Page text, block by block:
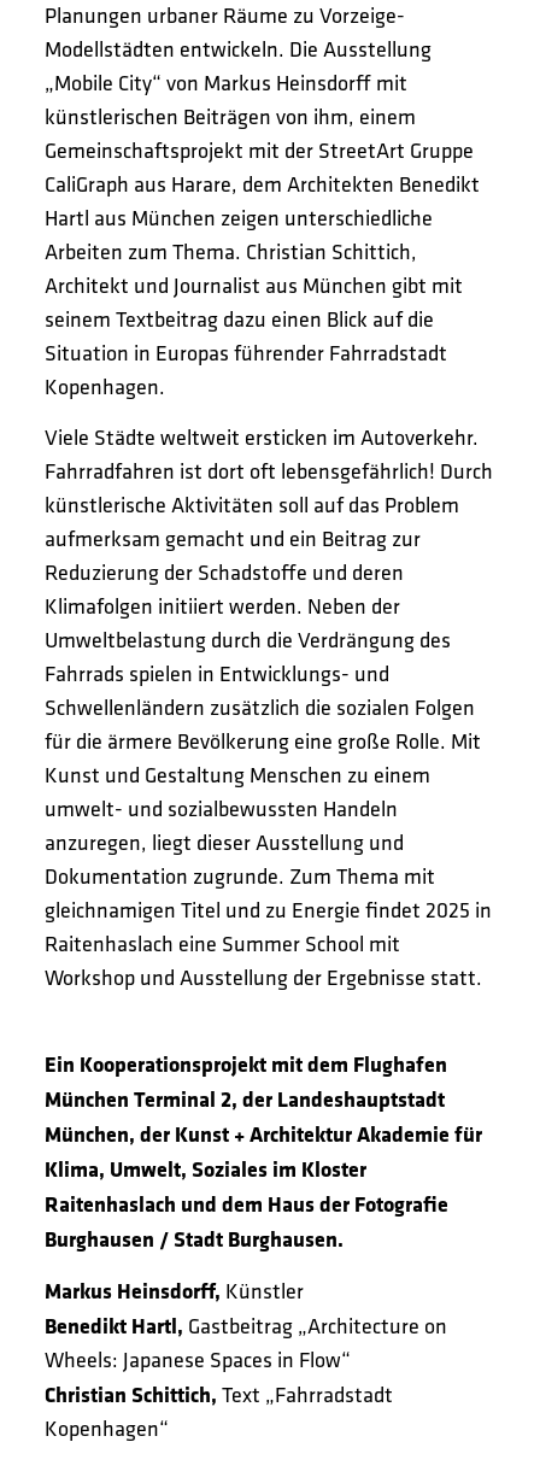
Planungen urbaner Räume zu Vorzeige-
Modellstädten entwickeln. Die Ausstellung
„Mobile City“ von Markus Heinsdorff mit
künstlerischen Beiträgen von ihm, einem
Gemeinschaftsprojekt mit der StreetArt Gruppe
CaliGraph aus Harare, dem Architekten Benedikt
Hartl aus München zeigen unterschiedliche
Arbeiten zum Thema. Christian Schittich,
Architekt und Journalist aus München gibt mit
seinem Textbeitrag dazu einen Blick auf die
Situation in Europas führender Fahrradstadt
Kopenhagen.
Viele Städte weltweit ersticken im Autoverkehr.
Fahrradfahren ist dort oft lebensgefährlich! Durch
künstlerische Aktivitäten soll auf das Problem
aufmerksam gemacht und ein Beitrag zur
Reduzierung der Schadstoffe und deren
Klimafolgen initiiert werden. Neben der
Umweltbelastung durch die Verdrängung des
Fahrrads spielen in Entwicklungs- und
Schwellenländern zusätzlich die sozialen Folgen
für die ärmere Bevölkerung eine große Rolle. Mit
Kunst und Gestaltung Menschen zu einem
umwelt- und sozialbewussten Handeln
anzuregen, liegt dieser Ausstellung und
Dokumentation zugrunde. Zum Thema mit
gleichnamigen Titel und zu Energie findet 2025 in
Raitenhaslach eine Summer School mit
Workshop und Ausstellung der Ergebnisse statt.
Ein Kooperationsprojekt mit dem Flughafen
München Terminal 2, der Landeshauptstadt
München, der Kunst + Architektur Akademie für
Klima, Umwelt, Soziales im Kloster
Raitenhaslach und dem Haus der Fotografie
Burghausen / Stadt Burghausen.
Markus Heinsdorff, Künstler
Benedikt Hartl, Gastbeitrag „Architecture on
Wheels: Japanese Spaces in Flow“
Christian Schittich, Text „Fahrradstadt
Kopenhagen“